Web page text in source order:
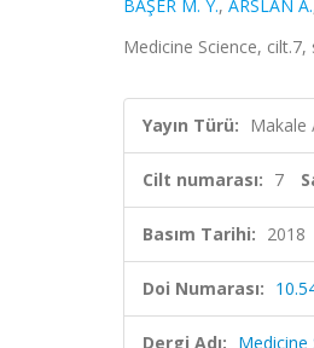
BAŞER M. Y., ARSLAN A.
Medicine Science,
Yayın Türü: Makale
Cilt numarası: 7
Basım Tarihi: 2018
Doi Numarası:
Dergi Adı: Medicine